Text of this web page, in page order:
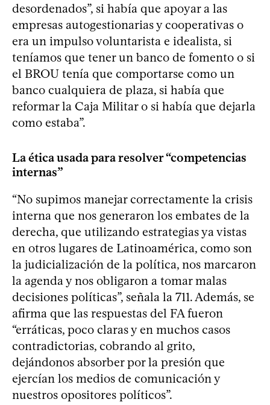
desordenados”, si había que apoyar a las
empresas autogestionarias y cooperativas o
era un impulso voluntarista e idealista, si
teníamos que tener un banco de fomento o si
el BROU tenía que comportarse como un
banco cualquiera de plaza, si había que
reformar la Caja Militar o si había que dejarla
como estaba”.
La ética usada para resolver “competencias
internas”
“No supimos manejar correctamente la crisis
interna que nos generaron los embates de la
derecha, que utilizando estrategias ya vistas
en otros lugares de Latinoamérica, como son
la judicialización de la política, nos marcaron
la agenda y nos obligaron a tomar malas
decisiones políticas”, señala la 711. Además, se
afirma que las respuestas del FA fueron
“erráticas, poco claras y en muchos casos
contradictorias, cobrando al grito,
dejándonos absorber por la presión que
ejercían los medios de comunicación y
nuestros opositores políticos”.